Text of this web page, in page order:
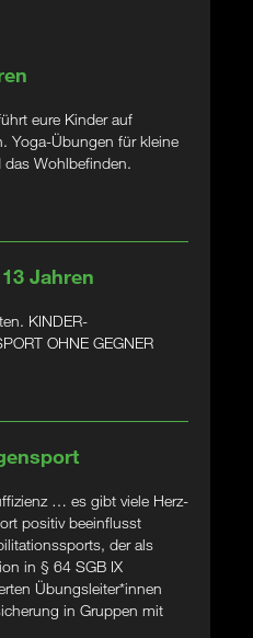
eure Kinder auf
Yoga-Übungen für kleine
das Wohlbefinden.
Jahren
KINDER-
OHNE GEGNER
… es gibt viele Herz-
positiv beeinflusst
der als
in § 64 SGB IX
Übungsleiter*innen
in Gruppen mit